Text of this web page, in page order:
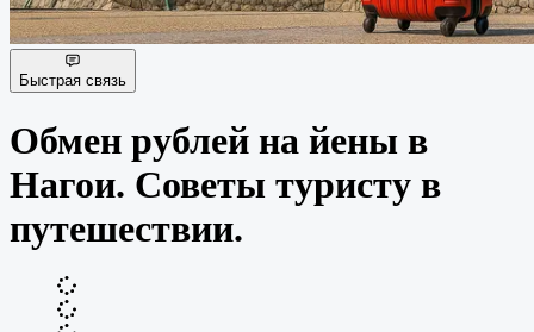
Быстрая связь
Обмен рублей на йены в
Нагои. Советы туристу в
путешествии.